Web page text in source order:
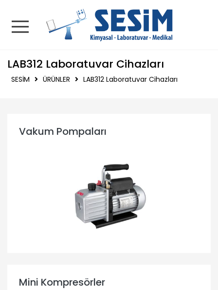
SESİM | Kimyasal -
LAB312 Laboratuvar Cihazları
SESİM ÜRÜNLER LAB312 Laboratuvar Cihazları
Vakum Pompaları
Mini Kompresörler